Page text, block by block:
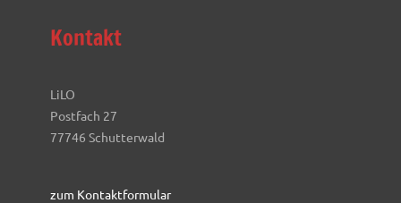
Kontakt
LiLO
Postfach 27
77746 Schutterwald
zum Kontaktformular